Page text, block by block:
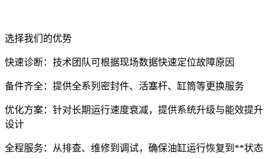
选择我们的优势
快速诊断：技术团队可根据现场数据快速定位故障原因
备件齐全：提供全系列密封件、活塞杆、缸筒等更换服务
优化方案：针对长期运行速度衰减，提供系统升级与能效提升
设计
全程服务：从排查、维修到调试，确保油缸运行恢复到**状态